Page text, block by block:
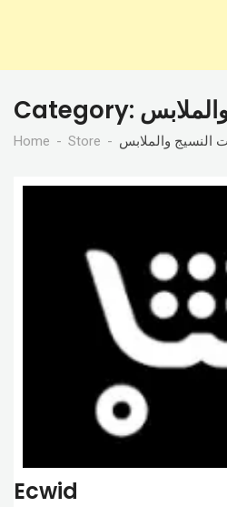
Category:
Home Store النسيج والملابس
Ecwid